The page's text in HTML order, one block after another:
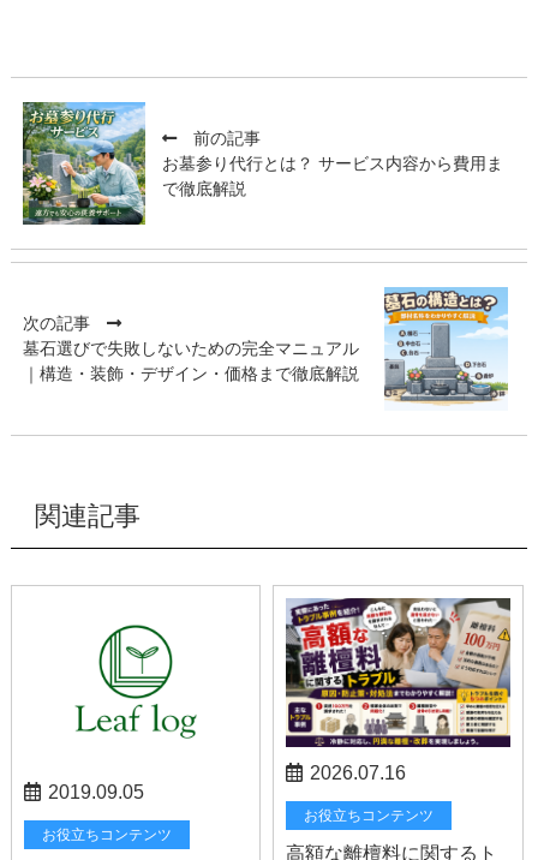
前の記事
お墓参り代行とは？ サービス内容から費用ま
で徹底解説
次の記事
墓石選びで失敗しないための完全マニュアル
｜構造・装飾・デザイン・価格まで徹底解説
関連記事
2019.09.05
お役立ちコンテンツ
2026.07.16
お役立ちコンテンツ
高額な離檀料に関するト